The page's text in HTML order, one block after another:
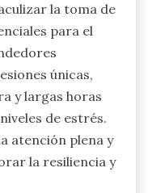
la toma de
para el
únicas,
y largas horas
de estrés.
atención plena y
la resiliencia y